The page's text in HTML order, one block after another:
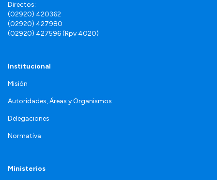
Directos:
(02920) 420362
(02920) 427980
(02920) 427596 (Rpv 4020)
Institucional
Misión
Autoridades, Áreas y Organismos
Delegaciones
Normativa
Ministerios